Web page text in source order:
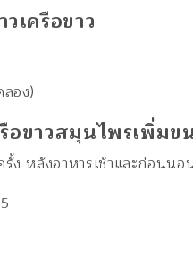
เครือขาว
อง)
อขาวสมุนไพรเพิ่ม
ง หลังอาหารเช้าและก่อนนอ